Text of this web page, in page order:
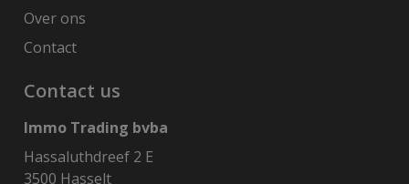
Over ons
Contact
Contact us
Immo Trading bvba
Hassaluthdreef 2 E
3500 Hasselt